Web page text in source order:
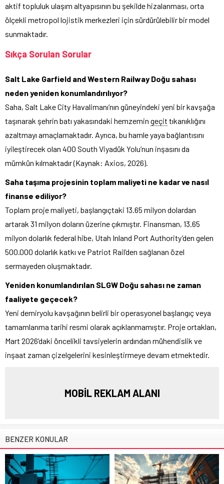
aktif topluluk ulaşım altyapısının bu şekilde hizalanması, orta
ölçekli metropol lojistik merkezleri için sürdürülebilir bir model
sunmaktadır.
Sıkça Sorulan Sorular
Salt Lake Garfield and Western Railway Doğu sahası
neden yeniden konumlandırılıyor?
Saha, Salt Lake City Havalimanı’nın güneyindeki yeni bir kavşağa
taşınarak şehrin batı yakasındaki hemzemin geçit tıkanıklığını
azaltmayı amaçlamaktadır. Ayrıca, bu hamle yaya bağlantısını
iyileştirecek olan 400 South Viyadük Yolu’nun inşasını da
mümkün kılmaktadır (Kaynak: Axios, 2026).
Saha taşıma projesinin toplam maliyeti ne kadar ve nasıl
finanse ediliyor?
Toplam proje maliyeti, başlangıçtaki 13.65 milyon dolardan
artarak 31 milyon doların üzerine çıkmıştır. Finansman, 13.65
milyon dolarlık federal hibe, Utah Inland Port Authority’den gelen
500.000 dolarlık katkı ve Patriot Rail’den sağlanan özel
sermayeden oluşmaktadır.
Yeniden konumlandırılan SLGW Doğu sahası ne zaman
faaliyete geçecek?
Yeni demiryolu kavşağının belirli bir operasyonel başlangıç veya
tamamlanma tarihi resmi olarak açıklanmamıştır. Proje ortakları,
Mart 2026’daki öncelikli tavsiyelerin ardından mühendislik ve
inşaat zaman çizelgelerini kesinleştirmeye devam etmektedir.
MOBİL REKLAM ALANI
BENZER KONULAR